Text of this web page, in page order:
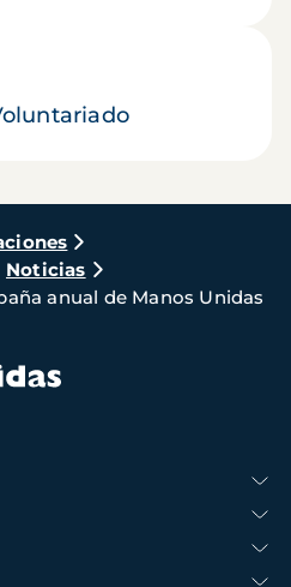
Noticias
anual de Manos Unidas